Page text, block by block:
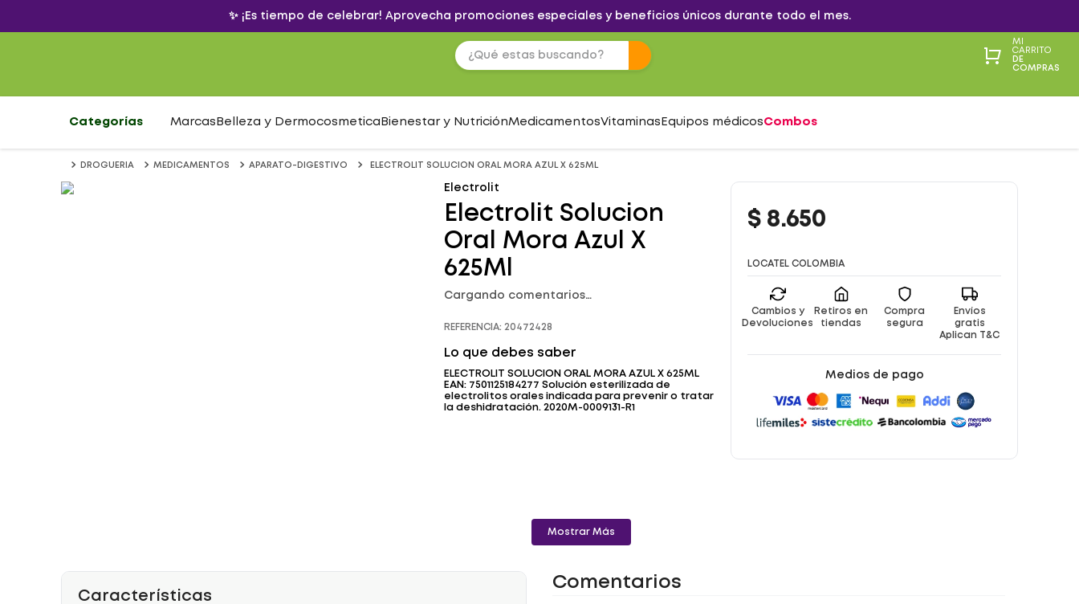
✨ ¡Es tiempo de celebrar! Aprovecha promociones especiales y beneficios únicos durante todo el mes.
MI
CARRITO
DE
COMPRAS
Categorías Marcas Belleza y Dermocosmetica Bienestar y NutriciónMedicamentosVitaminas Equipos médicosCombos
DROGUERIA MEDICAMENTOS APARATO-DIGESTIVO ELECTROLIT SOLUCION ORAL MORA AZUL X 625ML
Electrolit
Electrolit Solucion
Oral Mora Azul X
625Ml
Cargando comentarios…
REFERENCIA: 20472428
Lo que debes saber
ELECTROLIT SOLUCION ORAL MORA AZUL X 625ML
EAN: 7501125184277 Solución esterilizada de
electrolitos orales indicada para prevenir o tratar
la deshidratación. 2020M-0009131-R1
Mostrar Más
$ 8.650
LOCATEL COLOMBIA
Cambios y
Devoluciones
Retiros en
tiendas
Compra
segura
Envíos
gratis
Aplican T&C
Medios de pago
Características
Comentarios